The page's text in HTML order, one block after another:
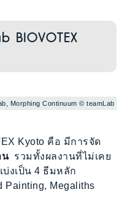
BIOVOTEX
Morphing Continuum © teamLab
Kyoto คือ มีการจัด
นรวมทั้งผลงานที่ไม่เคย
งเป็น 4 ธีมหลัก
Painting, Megaliths